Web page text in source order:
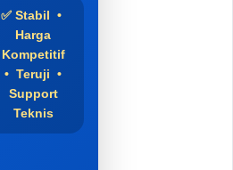
✅ Stabil •
Harga
Kompetitif
• Teruji •
Support
Teknis